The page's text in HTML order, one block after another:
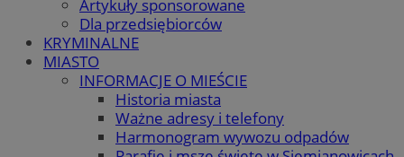
Artykuły sponsorowane
Dla przedsiębiorców
KRYMINALNE
MIASTO
INFORMACJE O MIEŚCIE
Historia miasta
Ważne adresy i telefony
Harmonogram wywozu odpadów